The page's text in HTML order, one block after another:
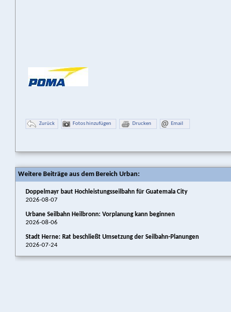
Zurück Fotos hinzufügen Drucken Email
Weitere Beiträge aus dem Bereich Urban:
Doppelmayr baut Hochleistungsseilbahn für Guatemala City
2026-08-07
Urbane Seilbahn Heilbronn: Vorplanung kann beginnen
2026-08-06
Stadt Herne: Rat beschließt Umsetzung der Seilbahn-Planungen
2026-07-24